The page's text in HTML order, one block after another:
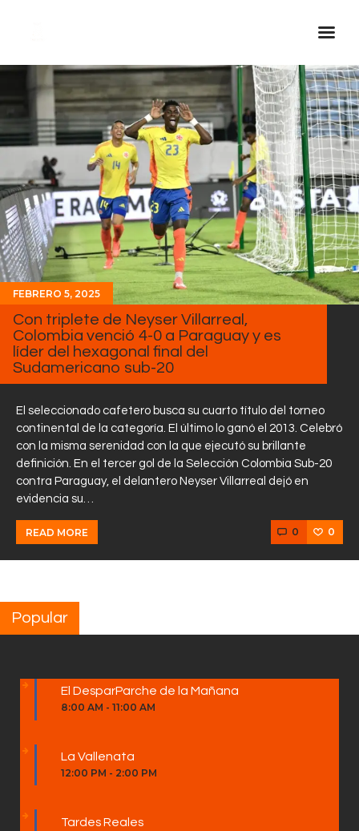
Inicio Real FM
Streaming
En Vivo
Descarga La APP
Programas
Noticias
Equipo
Sobre Nosotros
Contactos
FEBRERO 5, 2025
Con triplete de Neyser Villarreal,
Colombia venció 4-0 a Paraguay y es
líder del hexagonal final del
Sudamericano sub-20
El seleccionado cafetero busca su cuarto título del torneo
continental de la categoría. El último lo ganó el 2013. Celebró
con la misma serenidad con la que ejecutó su brillante
definición. En el tercer gol de la Selección Colombia Sub-20
contra Paraguay, el delantero Neyser Villarreal dejó en
evidencia su…
READ MORE 0 0
Popular
El DesparParche de la Mañana
8:00 AM - 11:00 AM
La Vallenata
12:00 PM - 2:00 PM
Tardes Reales